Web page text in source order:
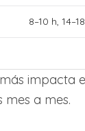
8–10 h,
impacta
mes a mes.